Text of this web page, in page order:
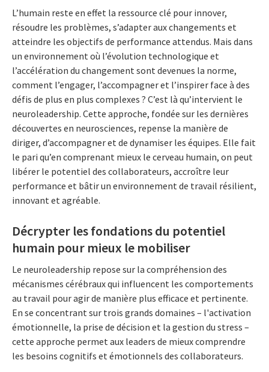
L’humain reste en effet la ressource clé pour innover,
résoudre les problèmes, s’adapter aux changements et
atteindre les objectifs de performance attendus. Mais dans
un environnement où l’évolution technologique et
l’accélération du changement sont devenues la norme,
comment l’engager, l’accompagner et l’inspirer face à des
défis de plus en plus complexes ? C’est là qu’intervient le
neuroleadership. Cette approche, fondée sur les dernières
découvertes en neurosciences, repense la manière de
diriger, d’accompagner et de dynamiser les équipes. Elle fait
le pari qu’en comprenant mieux le cerveau humain, on peut
libérer le potentiel des collaborateurs, accroître leur
performance et bâtir un environnement de travail résilient,
innovant et agréable.
Décrypter les fondations du potentiel
humain pour mieux le mobiliser
Le neuroleadership repose sur la compréhension des
mécanismes cérébraux qui influencent les comportements
au travail pour agir de manière plus efficace et pertinente.
En se concentrant sur trois grands domaines – l'activation
émotionnelle, la prise de décision et la gestion du stress –
cette approche permet aux leaders de mieux comprendre
les besoins cognitifs et émotionnels des collaborateurs.